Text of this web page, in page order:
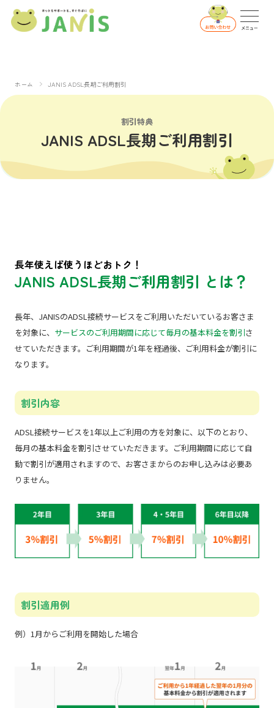
ホーム JANIS ADSL長期ご利用割引
割引特典
JANIS ADSL長期ご利用割引
長年使えば使うほどおトク！
JANIS ADSL長期ご利用割引 とは？
長年、JANISのADSL接続サービスをご利用いただいているお客さま
を対象に、 サービスのご利用期間に応じて毎月の基本料金を割引さ
せていただきます。ご利用期間が1年を経過後、ご利用料金が割引に
なります。
割引内容
ADSL接続サービスを1年以上ご利用の方を対象に、以下のとおり、
毎月の基本料金を割引させていただきます。ご利用期間に応じて自
動で割引が適用されますので、お客さまからのお申し込みは必要あ
りません。
割引適用例
例）1月からご利用を開始した場合